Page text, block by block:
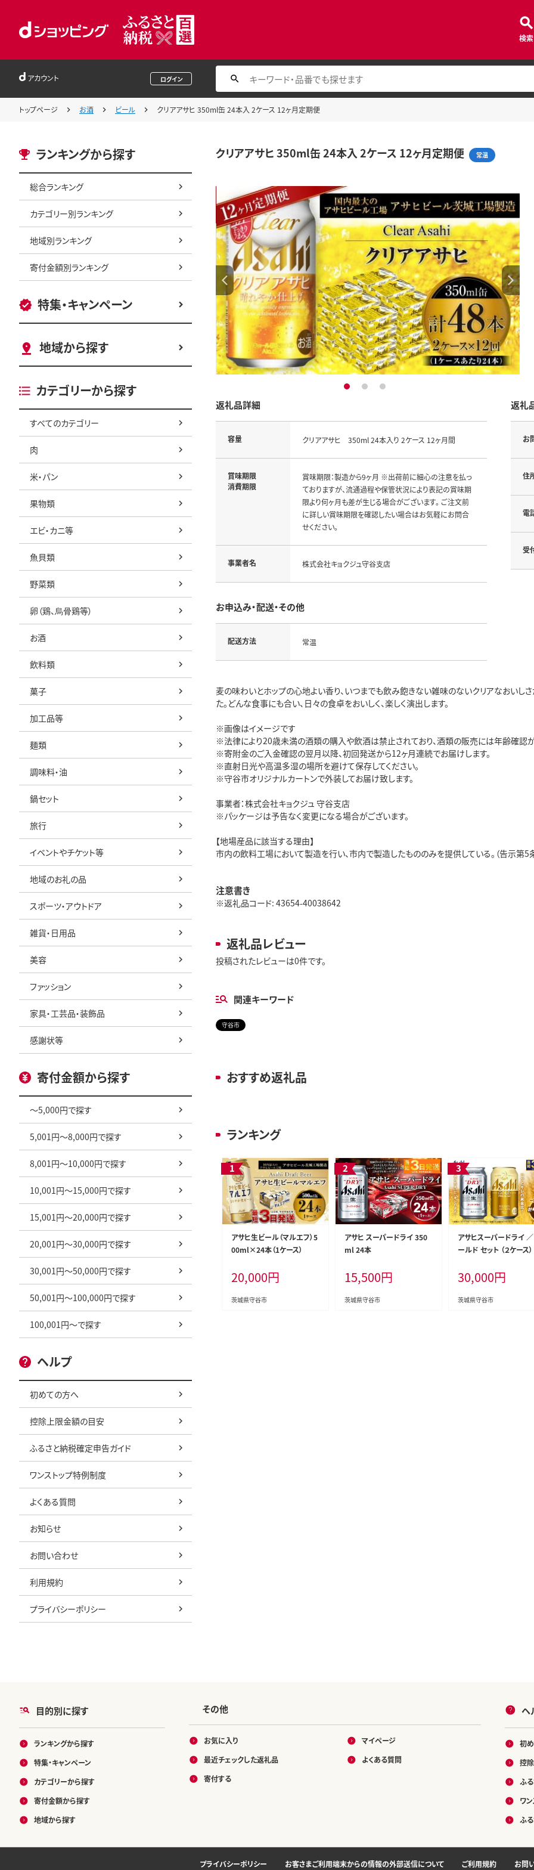
検索
アカウント ログイン
トップページ お酒 ビール クリアアサヒ 350ml缶 24本入 2ケース 12ヶ月定期便
ランキングから探す
総合ランキング
カテゴリー別ランキング
地域別ランキング
寄付金額別ランキング
特集・キャンペーン
地域から探す
カテゴリーから探す
すべてのカテゴリー
肉
米・パン
果物類
エビ・カニ等
魚貝類
野菜類
卵（鶏、烏骨鶏等）
お酒
飲料類
菓子
加工品等
麺類
調味料・油
鍋セット
旅行
イベントやチケット等
地域のお礼の品
スポーツ・アウトドア
雑貨・日用品
美容
ファッション
家具・工芸品・装飾品
感謝状等
寄付金額から探す
～5,000円で探す
5,001円～8,000円で探す
8,001円～10,000円で探す
10,001円～15,000円で探す
15,001円～20,000円で探す
20,001円～30,000円で探す
30,001円～50,000円で探す
50,001円～100,000円で探す
100,001円～で探す
ヘルプ
初めての方へ
控除上限金額の目安
ふるさと納税確定申告ガイド
ワンストップ特例制度
よくある質問
お知らせ
お問い合わせ
利用規約
プライバシーポリシー
クリアアサヒ 350ml缶 24本入 2ケース 12ヶ月定期便 常温
1 2 3
返礼品詳細
容量 クリアアサヒ 350ml 24本入り 2ケース 12ヶ月間
賞味期限
消費期限
賞味期限：製造から9ヶ月 ※出荷前に細心の注意を払っ
ておりますが、流通過程や保管状況により表記の賞味期
限より何ヶ月も差が生じる場合がございます。 ご注文前
に詳しい賞味期限を確認したい場合はお気軽にお問合
せください。
事業者名 株式会社キョクジュ守谷支店
お申込み・配送・その他
配送方法 常温
返礼
お
住
電
受
麦の味わいとホップの心地よい香り、いつまでも飲み飽きない雑味のないクリアなおいし
た。どんな食事にも合い、日々の食卓をおいしく、楽しく演出します。
※画像はイメージです
※法律により20歳未満の酒類の購入や飲酒は禁止されており、酒類の販売には年齢確認
※寄附金のご入金確認の翌月以降、初回発送から12ヶ月連続でお届けします。
※直射日光や高温多湿の場所を避けて保存してください。
※守谷市オリジナルカートンで外装してお届け致します。
事業者：株式会社キョクジュ 守谷支店
※パッケージは予告なく変更になる場合がございます。
【地場産品に該当する理由】
市内の飲料工場において製造を行い、市内で製造したもののみを提供している。（告示第
注意書き
※返礼品コード: 43654-40038642
返礼品レビュー
投稿されたレビューは0件です。
関連キーワード
守谷市
おすすめ返礼品
ランキング
アサヒ生ビール（マルエフ）5
00ml×24本（1ケース）
20,000円
茨城県守谷市
アサヒ スーパードライ 350
ml 24本
15,500円
茨城県守谷市
アサヒスーパードライ
ールド セット （２ケース
缶ビール お酒 酒 アルコ
ル 茨城県 守谷市
30,000円
茨城県守谷市
目的別に探す
ランキングから探す
特集・キャンペーン
カテゴリーから探す
寄付金額から探す
地域から探す
その他
お気に入り
最近チェックした返礼品
寄付する
マイページ
よくある質問
ヘ
初
控
ふ
ワ
ふる
プライバシーポリシー お客さまご利用端末からの情報の外部送信について ご利用規約 お問